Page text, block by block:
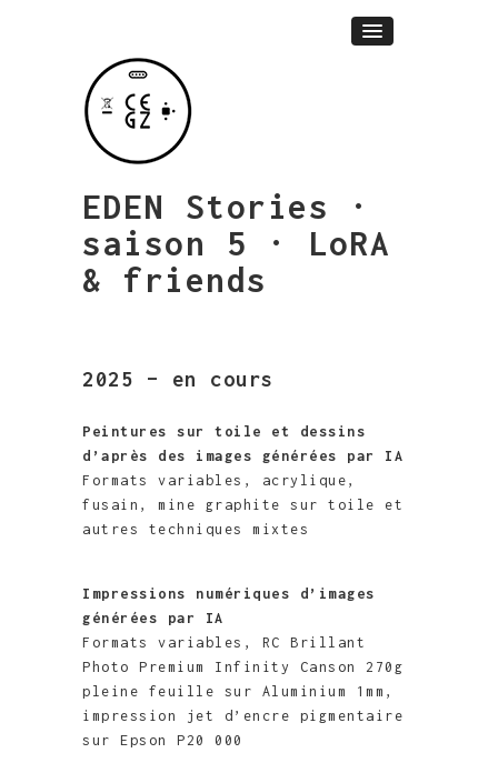
EDEN Stories ·
saison 5 · LoRA
& friends
2025 – en cours
Peintures sur toile et dessins
d’après des images générées par IA
Formats variables, acrylique,
fusain, mine graphite sur toile et
autres techniques mixtes
Impressions numériques d’images
générées par IA
Formats variables, RC Brillant
Photo Premium Infinity Canson 270g
pleine feuille sur Aluminium 1mm,
impression jet d’encre pigmentaire
sur Epson P20 000